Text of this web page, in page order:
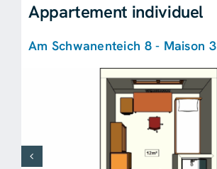
Appartement individuel
Am Schwanenteich 8 - Maison 3